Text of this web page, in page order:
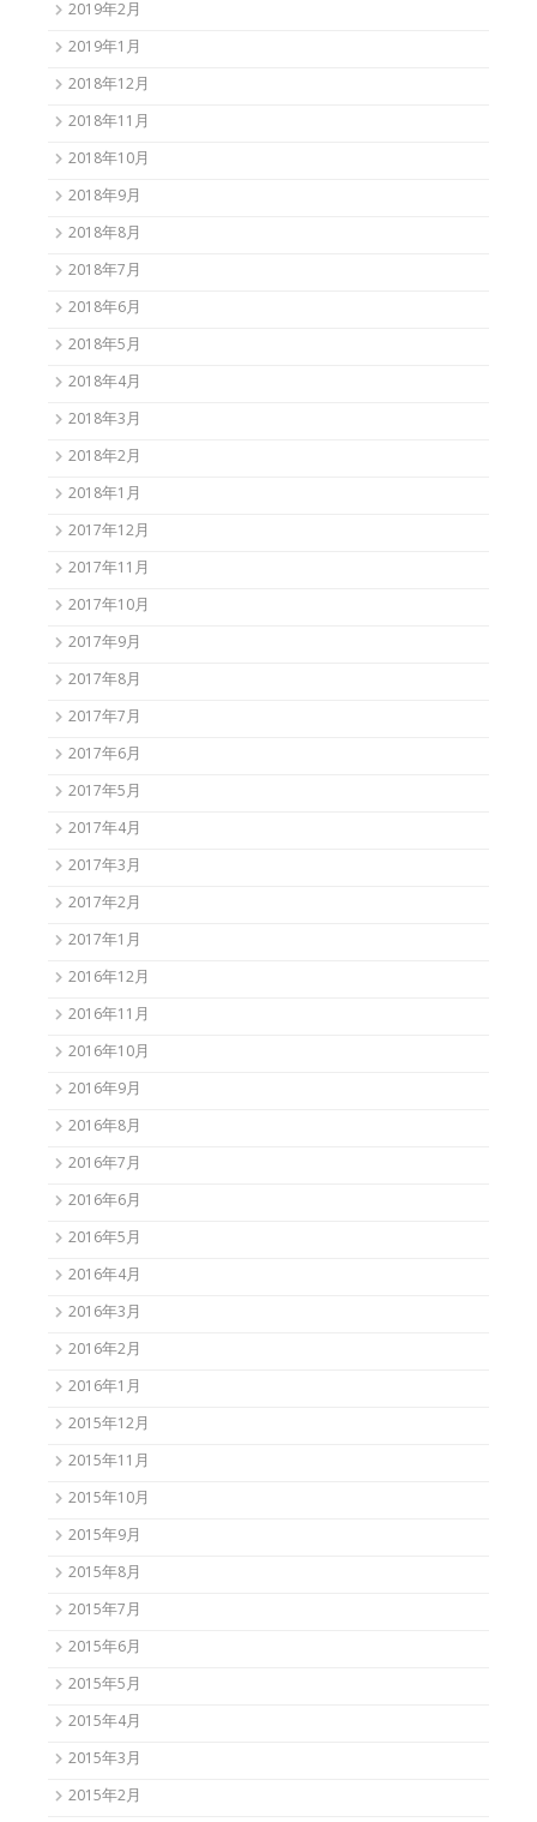
2019年2月
2019年1月
2018年12月
2018年11月
2018年10月
2018年9月
2018年8月
2018年7月
2018年6月
2018年5月
2018年4月
2018年3月
2018年2月
2018年1月
2017年12月
2017年11月
2017年10月
2017年9月
2017年8月
2017年7月
2017年6月
2017年5月
2017年4月
2017年3月
2017年2月
2017年1月
2016年12月
2016年11月
2016年10月
2016年9月
2016年8月
2016年7月
2016年6月
2016年5月
2016年4月
2016年3月
2016年2月
2016年1月
2015年12月
2015年11月
2015年10月
2015年9月
2015年8月
2015年7月
2015年6月
2015年5月
2015年4月
2015年3月
2015年2月